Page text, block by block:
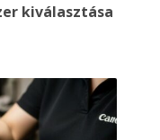
kiválasztása